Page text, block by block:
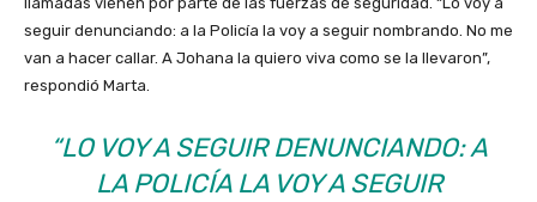
seguir denunciando: a la Policía la voy a seguir nombrando. No me
van a hacer callar. A Johana la quiero viva como se la llevaron”,
respondió Marta.
“LO VOY A SEGUIR DENUNCIANDO: A
LA POLICÍA LA VOY A SEGUIR